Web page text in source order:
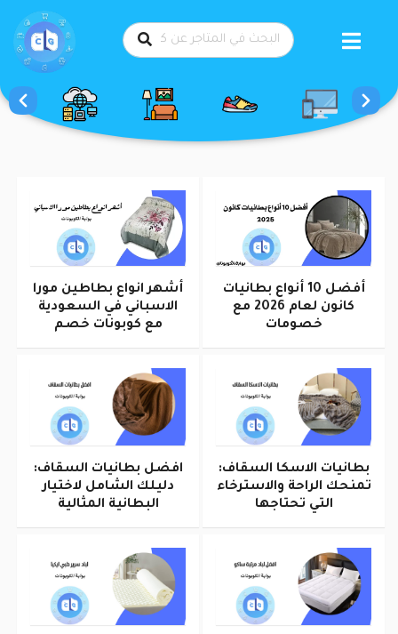
أفضل 10 أنواع بطانيات
كانون لعام 2026 مع
خصومات
أشهر انواع بطاطين مورا
الاسباني في السعودية
مع كوبونات خصم
بطانيات الاسكا السقاف:
تمنحك الراحة والاسترخاء
التي تحتاجها
افضل بطانيات السقاف:
دليلك الشامل لاختيار
البطانية المثالية